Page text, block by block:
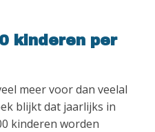
kinderen per
meer voor dan veelal
blijkt dat jaarlijks in
kinderen worden